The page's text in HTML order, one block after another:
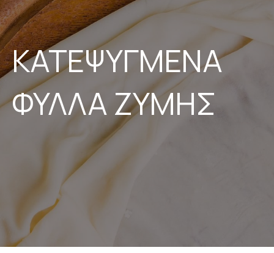
ΚΑΤΕΨΥΓΜΕΝΑ
ΦΥΛΛΑ ΖΥΜΗΣ